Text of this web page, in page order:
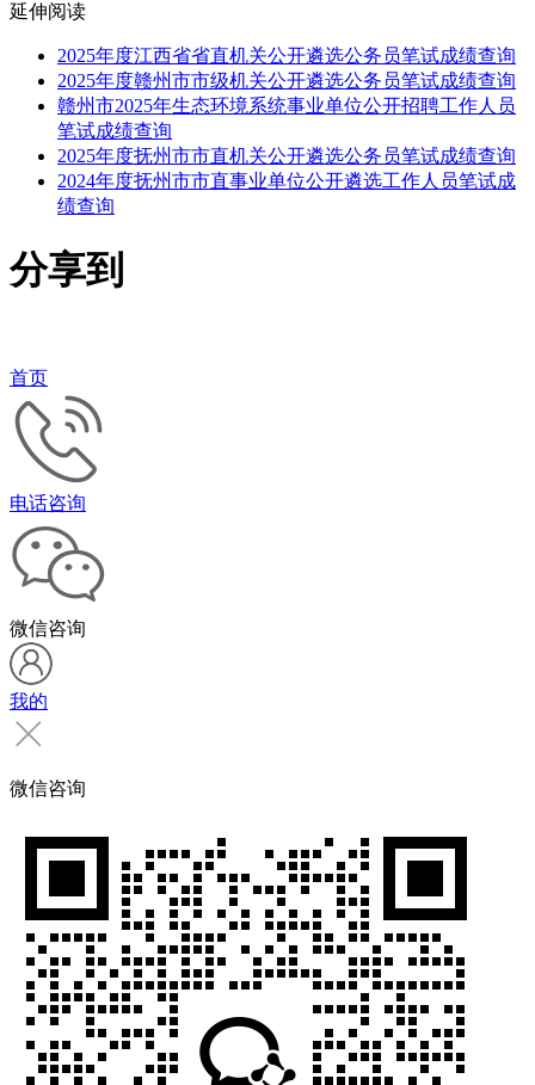
延伸阅读
2025年度江西省省直机关公开遴选公务员笔试成绩查询
2025年度赣州市市级机关公开遴选公务员笔试成绩查询
赣州市2025年生态环境系统事业单位公开招聘工作人员
笔试成绩查询
2025年度抚州市市直机关公开遴选公务员笔试成绩查询
2024年度抚州市市直事业单位公开遴选工作人员笔试成
绩查询
分享到
首页
电话咨询
微信咨询
我的
微信咨询